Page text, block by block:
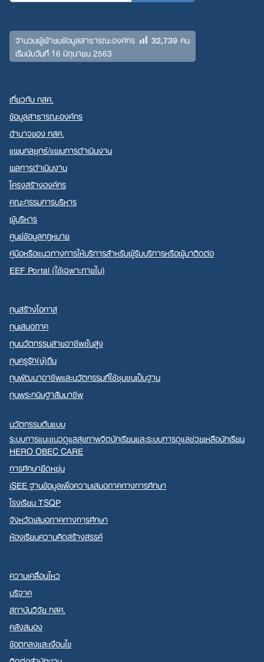
จำนวนผู้เข้าชมข้อมูลสาธารณะองค์กร 32,739คน
เริ่มนับวันที่ 16 มิถุนายน 2563
เกี่ยวกับ กสศ.
ข้อมูลสาธารณะองค์กร
อำนาจของ กสศ.
แผนกลยุทธ์/แผนการดำเนินงาน
ผลการดำเนินงาน
โครงสร้างองค์กร
คณะกรรมการบริหาร
ผู้บริหาร
ศูนย์ข้อมูลกฎหมาย
คู่มือหรือแนวทางการให้บริการสำหรับผู้รับบริการหรือผู้มาติดต่อ
EEF Portal (ใช้เฉพาะภายใน)
ทุนสร้างโอกาส
ทุนเสมอภาค
ทุนนวัตกรรมสายอาชีพชั้นสูง
ทุนครูรัก(ษ์)ถิ่น
ทุนพัฒนาอาชีพและนวัตกรรมที่ใช้ชุมชนเป็นฐาน
ทุนพระกนิษฐาสัมมาชีพ
นวัตกรรมต้นแบบ
ระบบการแนะแนวดูแลสุขภาพจิตนักเรียนและระบบการดูแลช่วยเหลือนักเรียน
HERO OBEC CARE
การศึกษายืดหยุ่น
iSEE ฐานข้อมูลเพื่อความเสมอภาคทางการศึกษา
โรงเรียน TSQP
จังหวัดเสมอภาคทางการศึกษา
ห้องเรียนความคิดสร้างสรรค์
ความเคลื่อนไหว
บริจาค
สถาบันวิจัย กสศ.
คลังสมอง
ข้อตกลงและเงื่อนไข